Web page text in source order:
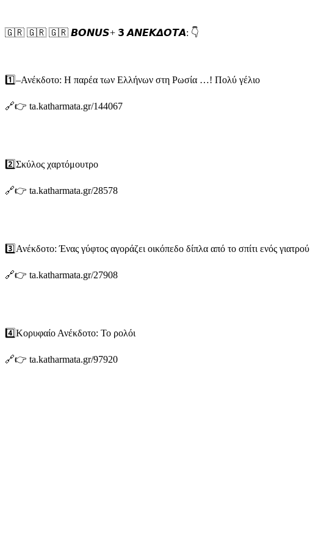
🇬🇷 🇬🇷 🇬🇷 𝘽𝙊𝙉𝙐𝙎+ 𝟯 𝞐𝞜𝞔𝞙𝞓𝞞𝞣𝞐: 👇
1️⃣–Ανέκδοτο: Η παρέα των Ελλήνων στη Ρωσία …! Πολύ γέλιο
🔗👉 ta.katharmata.gr/144067
2️⃣Σκύλος χαρτόμουτρο
🔗👉 ta.katharmata.gr/28578
3️⃣Ανέκδοτο: Ένας γύφτος αγοράζει οικόπεδο δίπλα από το σπίτι ενός γιατρού
🔗👉 ta.katharmata.gr/27908
4️⃣Κορυφαίο Ανέκδοτο: Το ρολόι
🔗👉 ta.katharmata.gr/97920